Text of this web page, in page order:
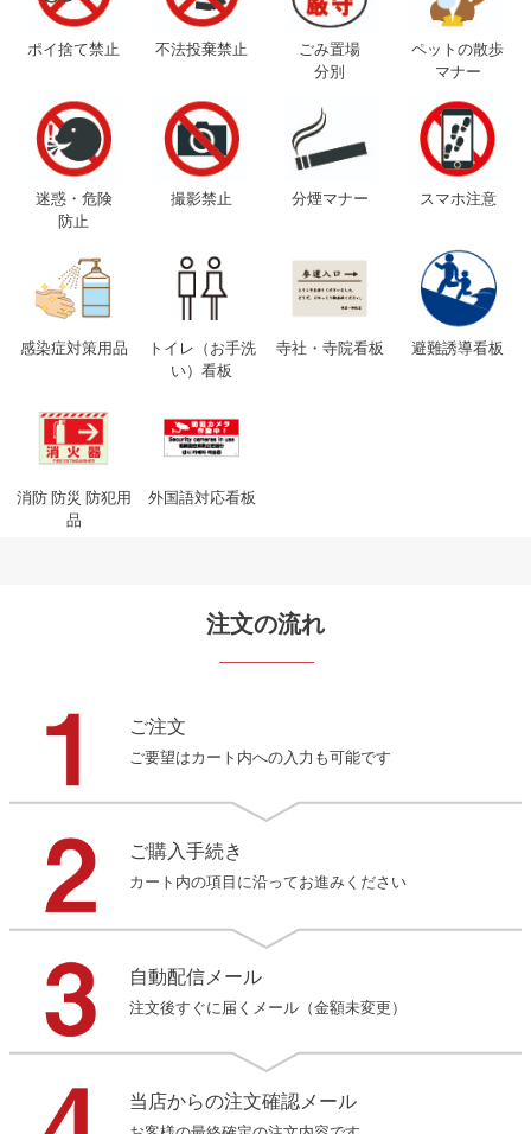
ポイ捨て禁止 不法投棄禁止
ごみ置場
分別
ペットの散歩
マナー
迷惑・危険
防止
撮影禁止 分煙マナー スマホ注意
感染症対策用品
トイレ（お手洗
い）看板
寺社・寺院看板 避難誘導看板
消防 防災 防犯用
品
外国語対応看板
注文の流れ
ご注文
ご要望はカート内への入力も可能です
ご購入手続き
カート内の項目に沿ってお進みください
自動配信メール
注文後すぐに届くメール（金額未変更）
当店からの注文確認メール